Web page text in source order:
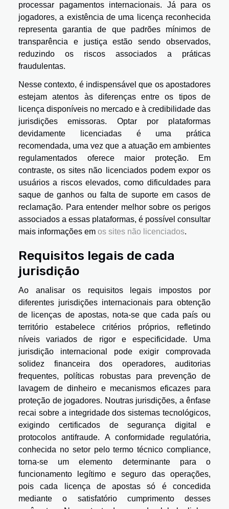
processar pagamentos internacionais. Já para os
jogadores, a existência de uma licença reconhecida
representa garantia de que padrões mínimos de
transparência e justiça estão sendo observados,
reduzindo os riscos associados a práticas
fraudulentas.
Nesse contexto, é indispensável que os apostadores
estejam atentos às diferenças entre os tipos de
licença disponíveis no mercado e à credibilidade das
jurisdições emissoras. Optar por plataformas
devidamente licenciadas é uma prática
recomendada, uma vez que a atuação em ambientes
regulamentados oferece maior proteção. Em
contraste, os sites não licenciados podem expor os
usuários a riscos elevados, como dificuldades para
saque de ganhos ou falta de suporte em casos de
reclamação. Para entender melhor sobre os perigos
associados a essas plataformas, é possível consultar
mais informações em os sites não licenciados.
Requisitos legais de cada
jurisdição
Ao analisar os requisitos legais impostos por
diferentes jurisdições internacionais para obtenção
de licenças de apostas, nota-se que cada país ou
território estabelece critérios próprios, refletindo
níveis variados de rigor e especificidade. Uma
jurisdição internacional pode exigir comprovada
solidez financeira dos operadores, auditorias
frequentes, políticas robustas para prevenção de
lavagem de dinheiro e mecanismos eficazes para
proteção de jogadores. Noutras jurisdições, a ênfase
recai sobre a integridade dos sistemas tecnológicos,
exigindo certificados de segurança digital e
protocolos antifraude. A conformidade regulatória,
conhecida no setor pelo termo técnico compliance,
torna-se um elemento determinante para o
funcionamento legítimo e seguro das operações,
pois cada licença de apostas só é concedida
mediante o satisfatório cumprimento desses